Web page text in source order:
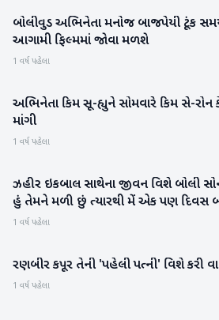
મનોરંજન
બોલીવુડ અભિનેતા મનોજ બાજપેયી ટૂંક
આગામી ફિલ્મમાં જોવા મળશે
1 વર્ષ પહેલા
મનોરંજન
અભિનેતા કિમ સૂ-હ્યુને સોમવારે કિમ સે-રોન
માંગી
1 વર્ષ પહેલા
મનોરંજન
ઝહીર ઇકબાલ સાથેના જીવન વિશે બોલી સોનાક્ષી
હું તેમને મળી છું ત્યારથી મેં એક પણ દિવસ
1 વર્ષ પહેલા
મનોરંજન
રણબીર કપૂર તેની 'પહેલી પત્ની' વિશે કરી
1 વર્ષ પહેલા